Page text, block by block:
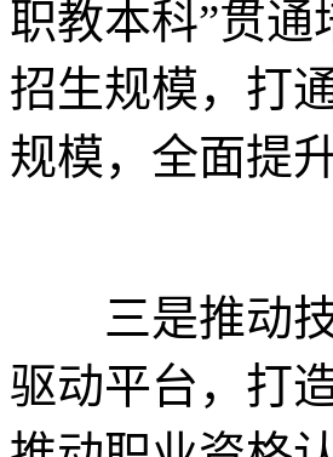
职教本科”贯通
招生规模，打
规模，全面提
三是推动技
驱动平台，打